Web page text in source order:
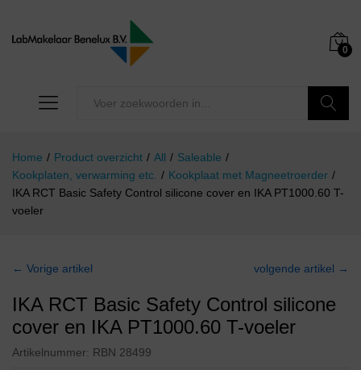
0
Home / Product overzicht / All / Saleable /
Kookplaten, verwarming etc. / Kookplaat met Magneetroerder /
IKA RCT Basic Safety Control silicone cover en IKA PT1000.60 T-
voeler
← Vorige artikel volgende artikel →
IKA RCT Basic Safety Control silicone
cover en IKA PT1000.60 T-voeler
Artikelnummer: RBN 28499